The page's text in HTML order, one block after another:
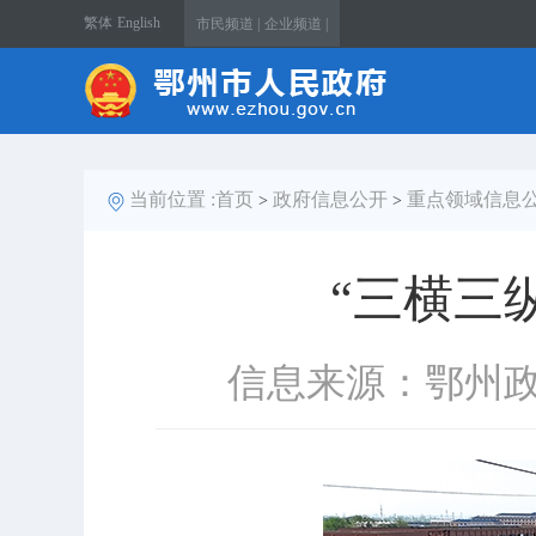
繁体 English 市民频道 | 企业频道 |
当前位置 :首页 > 政府信息公开 > 重点领域信息
“三横三
信息来源：鄂州